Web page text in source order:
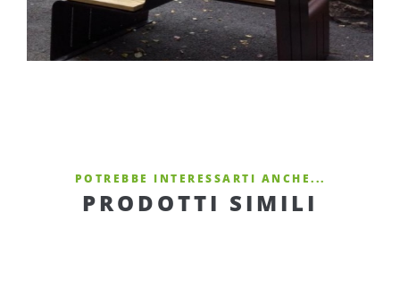
POTREBBE INTERESSARTI ANCHE...
PRODOTTI SIMILI